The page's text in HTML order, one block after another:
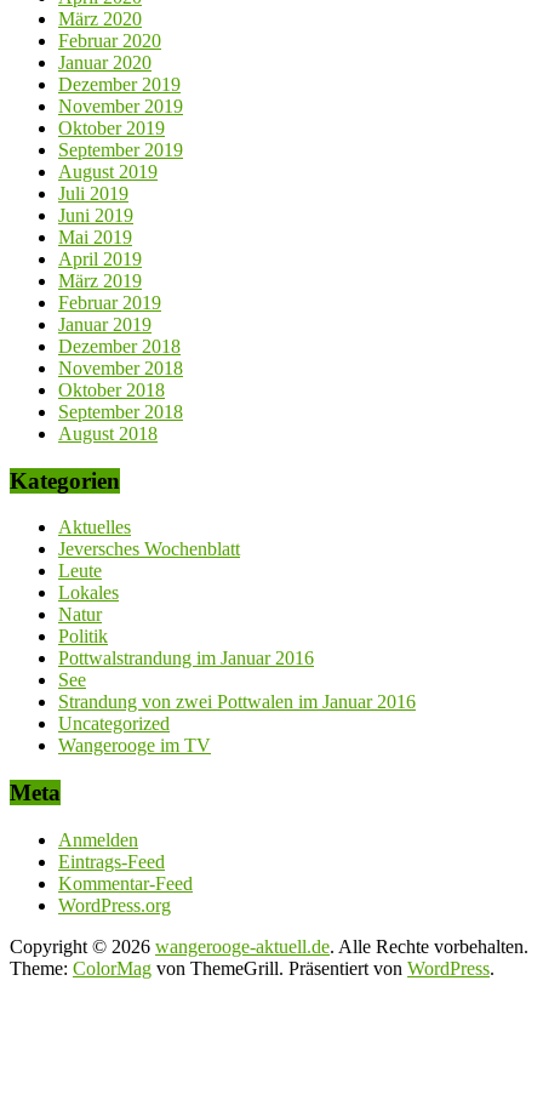
März 2020
Februar 2020
Januar 2020
Dezember 2019
November 2019
Oktober 2019
September 2019
August 2019
Juli 2019
Juni 2019
Mai 2019
April 2019
März 2019
Februar 2019
Januar 2019
Dezember 2018
November 2018
Oktober 2018
September 2018
August 2018
Kategorien
Aktuelles
Jeversches Wochenblatt
Leute
Lokales
Natur
Politik
Pottwalstrandung im Januar 2016
See
Strandung von zwei Pottwalen im Januar 2016
Uncategorized
Wangerooge im TV
Meta
Anmelden
Eintrags-Feed
Kommentar-Feed
WordPress.org
Copyright © 2026 wangerooge-aktuell.de. Alle Rechte vorbehalten.
Theme: ColorMag von ThemeGrill. Präsentiert von WordPress.